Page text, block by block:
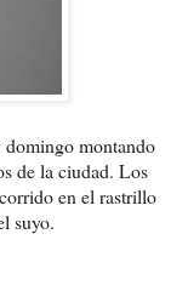
domingo montando
de la ciudad. Los
en el rastrillo
suyo.